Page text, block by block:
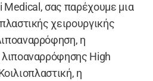
Medical, σας παρέχουμε μια
χειρουργικής
η
High
η